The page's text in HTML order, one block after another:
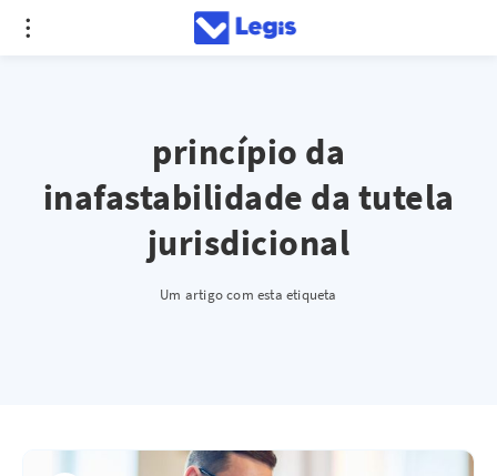
princípio da
inafastabilidade da tutela
jurisdicional
Um artigo com esta etiqueta